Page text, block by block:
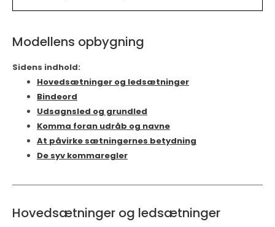
Modellens opbygning
Sidens indhold:
Hovedsætninger og ledsætninger
Bindeord
Udsagnsled og grundled
Komma foran udråb og navne
At påvirke sætningernes betydning
De syv kommaregler
Hovedsætninger og ledsætninger